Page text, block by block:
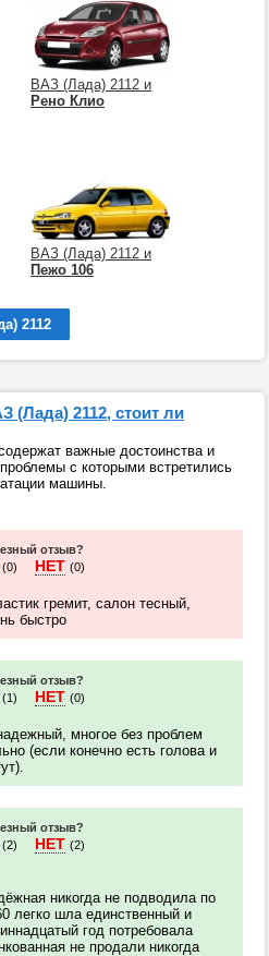
ВАЗ (Лада) 2112 и
Рено Клио
ВАЗ (Лада) 2112 и
Пежо 106
2112
2112, стоит ли
важные достоинства и
с которыми встретились
машины.
отзыв?
(0) НЕТ (0)
гремит, салон тесный,
быстро
отзыв?
(1) НЕТ (0)
многое без проблем
(если конечно есть голова и
отзыв?
(2) НЕТ (2)
никогда не подводила по
легко шла единственный и
год потребовала
не продали никогда